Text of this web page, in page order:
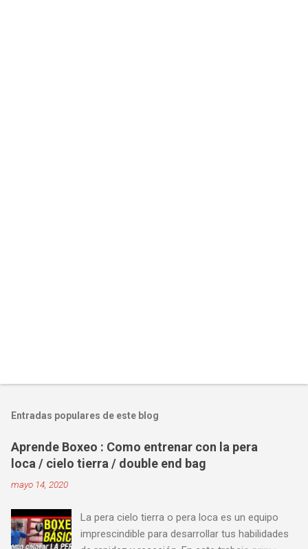
Entradas populares de este blog
Aprende Boxeo : Como entrenar con la pera
loca / cielo tierra / double end bag
mayo 14, 2020
La pera cielo tierra o pera loca es un equipo
imprescindible para desarrollar tus habilidades